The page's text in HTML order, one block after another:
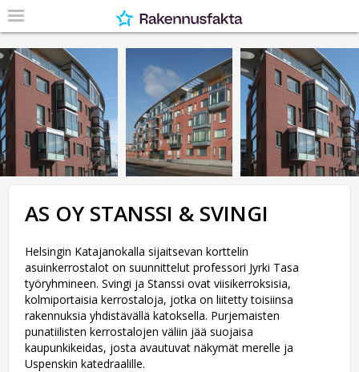
AS OY STANSSI & SVINGI
Helsingin Katajanokalla sijaitsevan korttelin
asuinkerrostalot on suunnittelut professori Jyrki Tasa
työryhmineen. Svingi ja Stanssi ovat viisikerroksisia,
kolmiportaisia kerrostaloja, jotka on liitetty toisiinsa
rakennuksia yhdistävällä katoksella. Purjemaisten
punatiilisten kerrostalojen väliin jää suojaisa
kaupunkikeidas, josta avautuvat näkymät merelle ja
Uspenskin katedraalille.